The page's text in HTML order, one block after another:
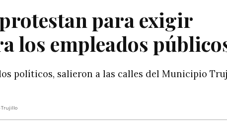
para exigir
los empleados
políticos, salieron a las calles del Municipio
Trujillo